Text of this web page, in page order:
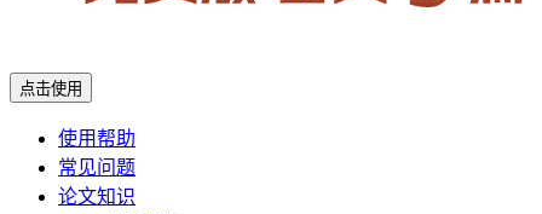
点击使用
使用帮助
常见问题
论文知识